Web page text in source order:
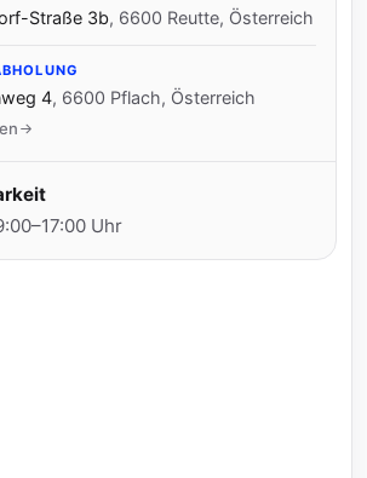
Straße 3b, 6600 Reutte, Österreich
4, 6600 Pflach, Österreich
Uhr